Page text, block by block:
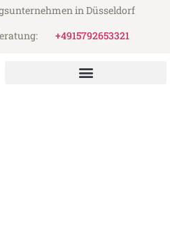
in Düsseldorf
+4915792653321